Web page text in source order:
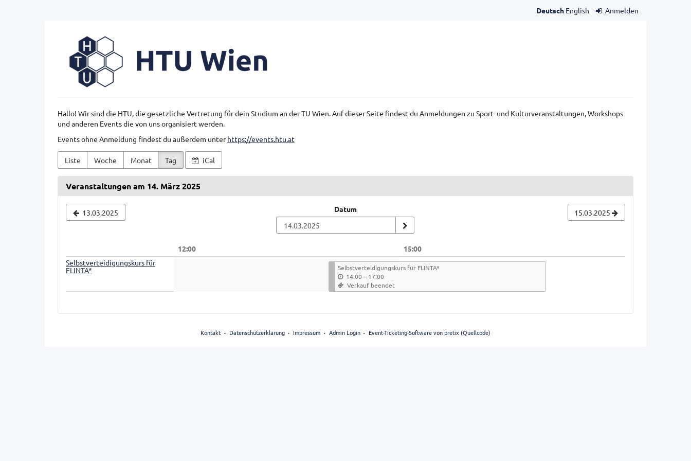
Deutsch English Anmelden
HTU
Wien
Hallo! Wir sind die HTU, die gesetzliche Vertretung für dein Studium an der TU Wien. Auf dieser Seite findest du Anmeldungen zu Sport- und Kulturveranstaltungen, Workshops
und anderen Events die von uns organisiert werden.
Events ohne Anmeldung findest du außerdem unterhttps://events.htu.at
Liste Woche Monat Tag iCal
Veranstaltungen am 14. März 2025
13.03.2025
auswählen
Datum 15.03.2025
12:00
15:00
Selbstverteidigungskurs für
FLINTA*
Selbstverteidigungskurs für FLINTA*
14:00 – 17:00
Verkauf beendet
Kontakt Datenschutzerklärung Impressum Admin Login Event-Ticketing-Software von pretix (Quellcode)